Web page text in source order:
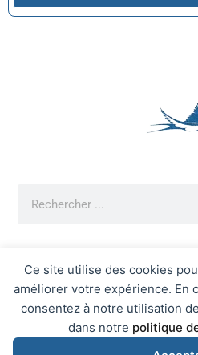
Ce site utilise des cookies
améliorer votre expérience. En
consentez à notre utilisation
dans notre politique
Mentions Légales
Mairie d'Écrainville © 2026